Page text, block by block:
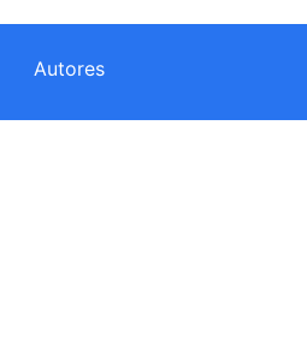
Autores